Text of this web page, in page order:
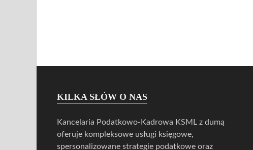
KILKA SŁÓW O NAS
Kancelaria Podatkowo-Kadrowa KSML z dumą
oferuje kompleksowe usługi księgowe,
spersonalizowane strategie podatkowe oraz